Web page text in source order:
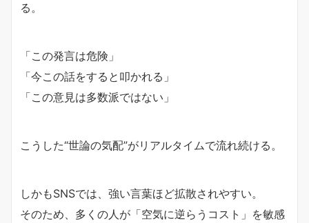
る。
「この発言は危険」
「今この話をすると叩かれる」
「この意見は多数派ではない」
こうした“世論の気配”がリアルタイムで流れ続ける。
しかもSNSでは、強い言葉ほど拡散されやすい。
そのため、多くの人が「空気に逆らうコスト」を敏感